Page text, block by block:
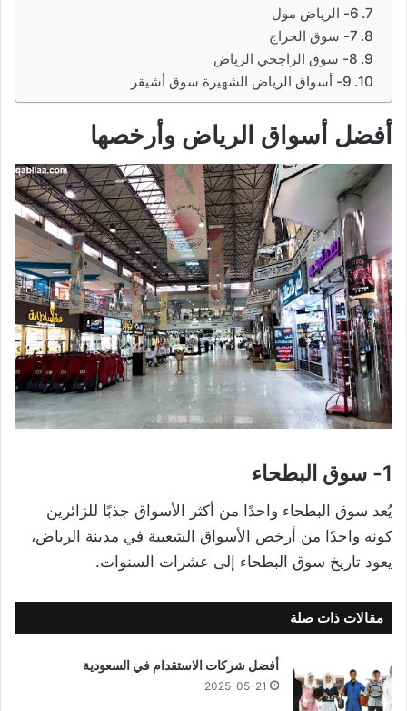
6- الرياض مول
7- سوق الحراج
8- سوق الراجحي الرياض
9- أسواق الرياض الشهيرة سوق أشيقر
أفضل أسواق الرياض وأرخصها
1- سوق البطحاء
يُعد سوق البطحاء واحدًا من أكثر الأسواق جذبًا للزائرين
كونه واحدًا من أرخص الأسواق الشعبية في مدينة الرياض،
يعود تاريخ سوق البطحاء إلى عشرات السنوات.
مقالات ذات صلة
أفضل شركات الاستقدام في السعودية
2025-05-21